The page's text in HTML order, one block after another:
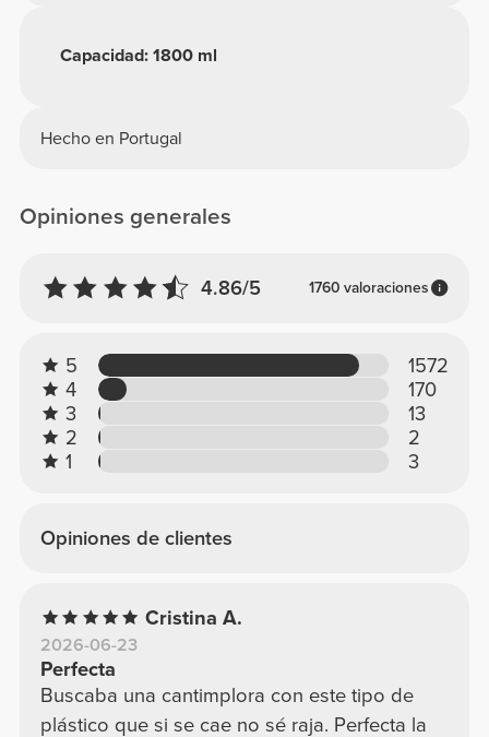
Capacidad: 1800 ml
Hecho en Portugal
Opiniones generales
4.86/5 1760 valoraciones
5
1572
4
170
3
13
2
2
1
3
Opiniones de clientes
Cristina A.
2026-06-23
Perfecta
Buscaba una cantimplora con este tipo de
plástico que si se cae no sé raja. Perfecta la